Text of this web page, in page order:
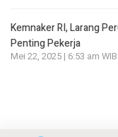
Kemnaker RI, Larang
Penting Pekerja
Mei 22, 2025 | 6:53 am WIB